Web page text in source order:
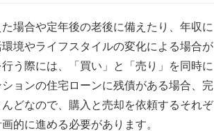
場合や定年後の老後に備えたり、年収に
境やライフスタイルの変化による場合が
う際には、「買い」と「売り」を同時に
ョンの住宅ローンに残債がある場合、完
どなので、購入と売却を依頼するそれぞ
的に進める必要があります。